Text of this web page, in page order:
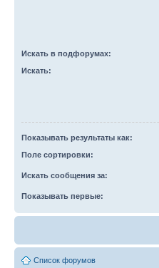
Искать в подфорумах:
Искать:
Показывать результаты как:
Поле сортировки:
Искать сообщения за:
Показывать первые:
Список форумов